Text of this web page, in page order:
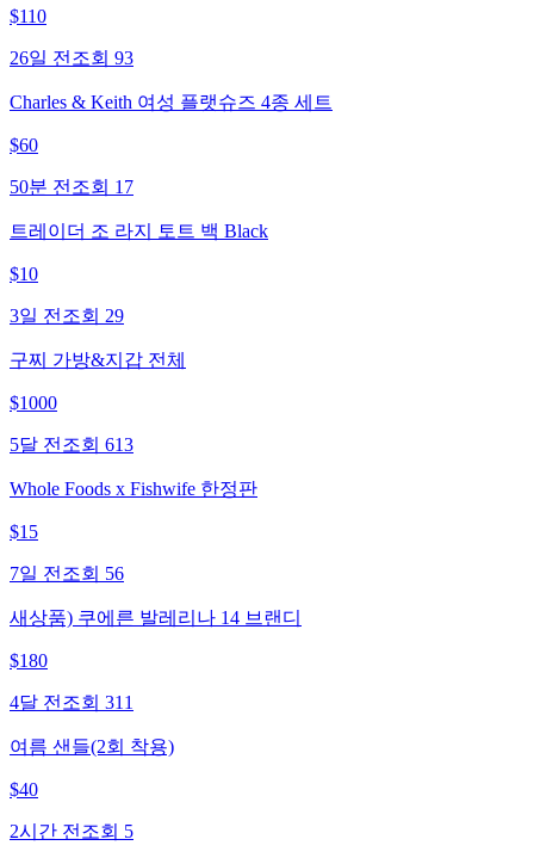
$110
26일 전 조회 93
Charles & Keith 여성 플랫슈즈 4종 세트
$60
50분 전 조회 17
트레이더 조 라지 토트 백 Black
$10
3일 전 조회 29
구찌 가방&지갑 전체
$1000
5달 전 조회 613
Whole Foods x Fishwife 한정판
$15
7일 전 조회 56
새상품) 쿠에른 발레리나 14 브랜디
$180
4달 전 조회 311
여름 샌들(2회 착용)
$40
2시간 전 조회 5